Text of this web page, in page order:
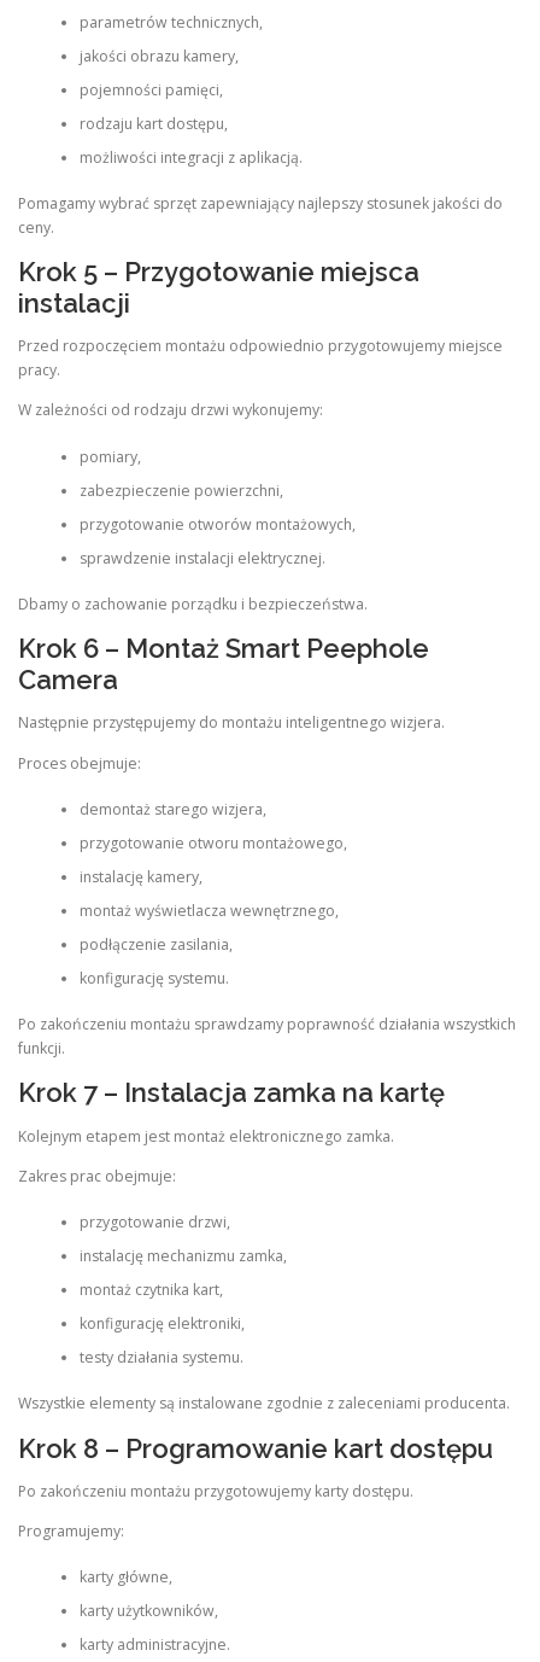
parametrów technicznych,
jakości obrazu kamery,
pojemności pamięci,
rodzaju kart dostępu,
możliwości integracji z aplikacją.
Pomagamy wybrać sprzęt zapewniający najlepszy stosunek jakości do
ceny.
Krok 5 – Przygotowanie miejsca
instalacji
Przed rozpoczęciem montażu odpowiednio przygotowujemy miejsce
pracy.
W zależności od rodzaju drzwi wykonujemy:
pomiary,
zabezpieczenie powierzchni,
przygotowanie otworów montażowych,
sprawdzenie instalacji elektrycznej.
Dbamy o zachowanie porządku i bezpieczeństwa.
Krok 6 – Montaż Smart Peephole
Camera
Następnie przystępujemy do montażu inteligentnego wizjera.
Proces obejmuje:
demontaż starego wizjera,
przygotowanie otworu montażowego,
instalację kamery,
montaż wyświetlacza wewnętrznego,
podłączenie zasilania,
konfigurację systemu.
Po zakończeniu montażu sprawdzamy poprawność działania wszystkich
funkcji.
Krok 7 – Instalacja zamka na kartę
Kolejnym etapem jest montaż elektronicznego zamka.
Zakres prac obejmuje:
przygotowanie drzwi,
instalację mechanizmu zamka,
montaż czytnika kart,
konfigurację elektroniki,
testy działania systemu.
Wszystkie elementy są instalowane zgodnie z zaleceniami producenta.
Krok 8 – Programowanie kart dostępu
Po zakończeniu montażu przygotowujemy karty dostępu.
Programujemy:
karty główne,
karty użytkowników,
karty administracyjne.